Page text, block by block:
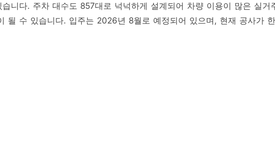
니다. 주차 대수도 857대로 넉넉하게 설계되어 차량 이용이 많은 실거
될 수 있습니다. 입주는 2026년 8월로 예정되어 있으며, 현재 공사가 한